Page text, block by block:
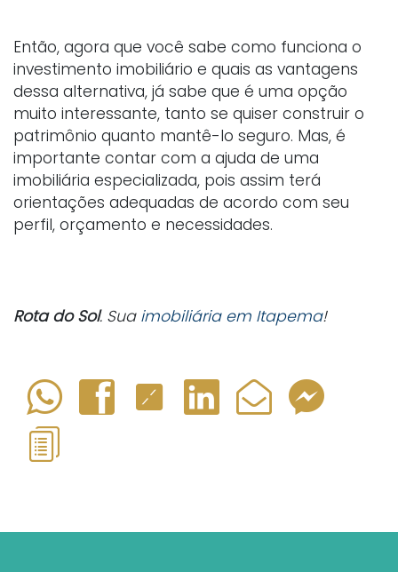
Então, agora que você sabe como funciona o
investimento imobiliário e quais as vantagens
dessa alternativa, já sabe que é uma opção
muito interessante, tanto se quiser construir o
patrimônio quanto mantê-lo seguro. Mas, é
importante contar com a ajuda de uma
imobiliária especializada, pois assim terá
orientações adequadas de acordo com seu
perfil, orçamento e necessidades.
Rota do Sol. Sua imobiliária em Itapema!